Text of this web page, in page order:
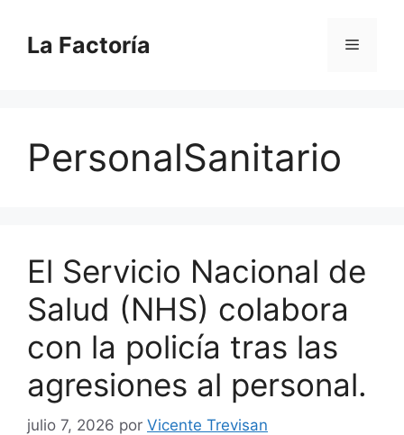
contenido
La Factoría Menú
PersonalSanitario
El Servicio Nacional de
Salud (NHS) colabora
con la policía tras las
agresiones al personal.
julio 7, 2026 por Vicente Trevisan